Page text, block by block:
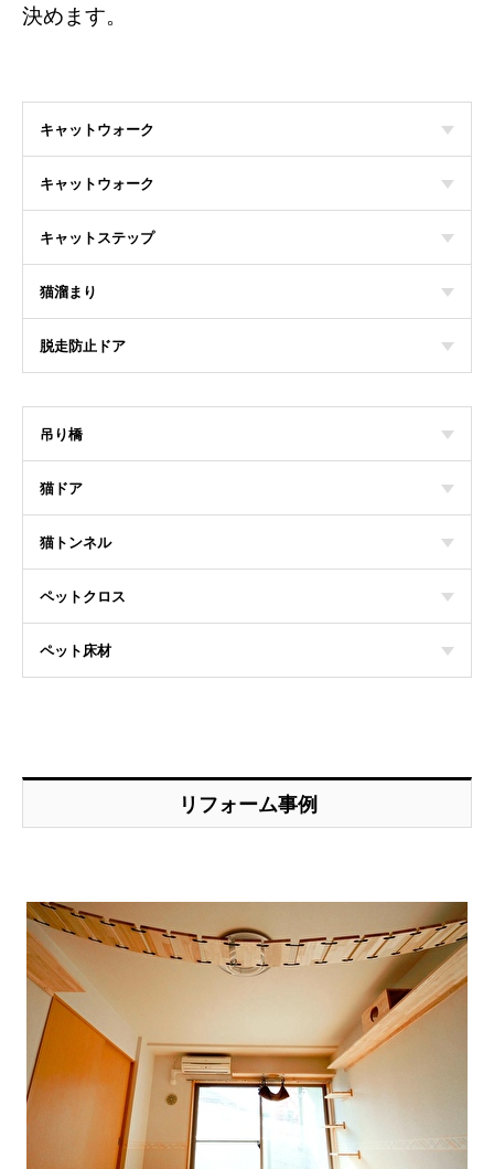
決めます。
キャットウォーク
キャットウォーク
キャットステップ
猫溜まり
脱走防止ドア
吊り橋
猫ドア
猫トンネル
ペットクロス
ペット床材
リフォーム事例